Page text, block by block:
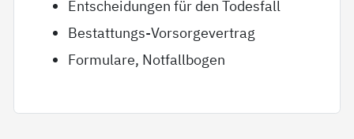
Entscheidungen für den Todesfall
Bestattungs-Vorsorgevertrag
Formulare, Notfallbogen